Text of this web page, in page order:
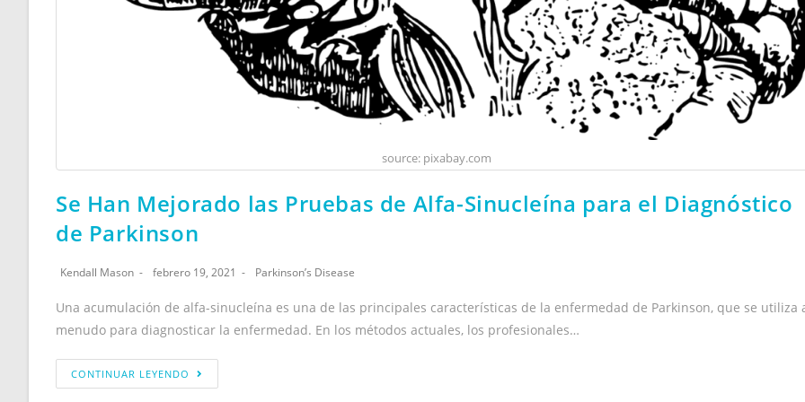
source: pixabay.com
Se Han Mejorado las Pruebas de Alfa-Sinucleína para el Diagnóstico
de Parkinson
Kendall Mason febrero 19, 2021 Parkinson’s Disease
Una acumulación de alfa-sinucleína es una de las principales características de la enfermedad de Parkinson, que se utiliza
menudo para diagnosticar la enfermedad. En los métodos actuales, los profesionales…
CONTINUAR LEYENDO